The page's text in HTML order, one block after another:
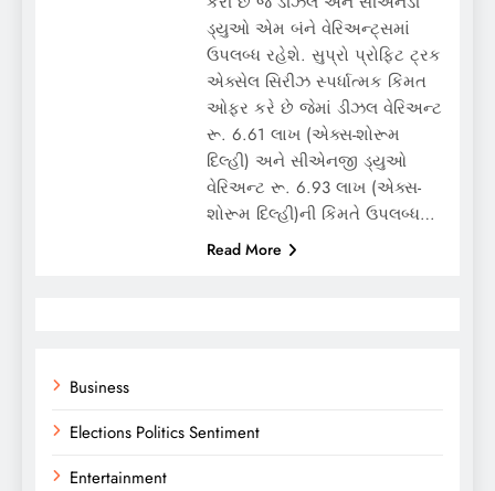
Business
Elections Politics Sentiment
Entertainment
ડ્યુઓ એમ બંને વેરિઅન્ટ્સમાં
ઉપલબ્ધ રહેશે. સુપ્રો પ્રોફિટ ટ્રક
એક્સેલ સિરીઝ સ્પર્ધાત્મક કિંમત
ઓફર કરે છે જેમાં ડીઝલ વેરિઅન્ટ
રૂ. 6.61 લાખ (એક્સ-શોરૂમ
દિલ્હી) અને સીએનજી ડ્યુઓ
વેરિઅન્ટ રૂ. 6.93 લાખ (એક્સ-
શોરૂમ દિલ્હી)ની કિંમતે ઉપલબ્ધ…
Read More